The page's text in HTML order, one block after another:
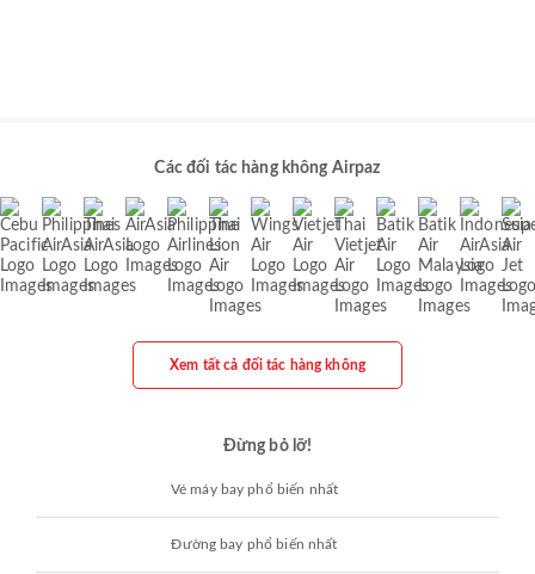
Các đối tác hàng không Airpaz
Xem tất cả đối tác hàng không
Đừng bỏ lỡ!
Vé máy bay phổ biến nhất
Đường bay phổ biến nhất